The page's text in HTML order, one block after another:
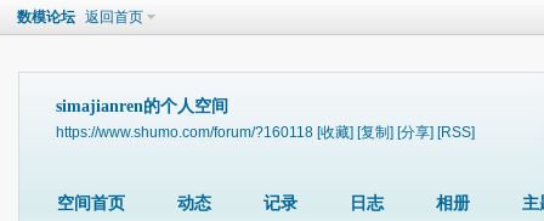
数模论坛 返回首页
simajianren的个人空间
https://www.shumo.com/forum/?160118 [收藏] [复制] [分享] [RSS]
空间首页 动态 记录 日志 相册 主